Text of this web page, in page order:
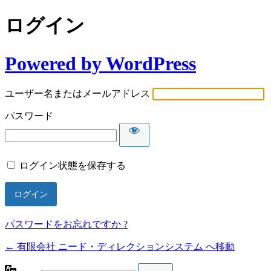
ログイン
Powered by WordPress
ユーザー名またはメールアドレス
パスワード
ログイン状態を保存する
パスワードをお忘れですか ?
← 有限会社 ニード・ディレクションシステム へ移動